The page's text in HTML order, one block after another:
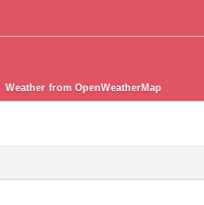
Weather from OpenWeatherMap